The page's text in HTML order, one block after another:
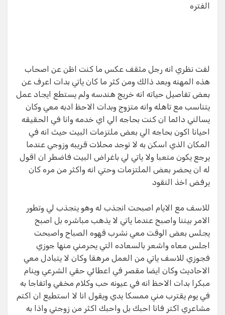
الفتره
لفت نظري انه رجل مثقف عكس ما كنت اظن عن اصحاب
هذه المهنه وبعد ذالك ومن كثر ما كان ياتي بدات اعرف عن
بعض تفاصيل حياته انه خريج هندسه ولم يستطع ايجاد عمل
يتناسب مع تاهله وانه متزوج وبدات الاحظ ادبه معي وكان
يسالني دائما ان كنت بحاجه الي اي خدمه وانا في الحقيقه
احيانا اكون بحاجه الي بعض ملتزمات البيت حيث انه في
المكان الذي اسكن به لا توجد محلات قريبه وزوجي عندما
يرجع يكون متعبا ولا ياتي لي باغراض البيت فاضطر ان اقول
له ان يحضر بعض الملتزمات وحتي انه واكثر من مره كان
يرفض اخذ النقود
للاسف مع الايام اصبحت انجذب له وهو ينجذب لي وتطور
الامر بيننا واصبح عندما ياتي لا يذهب مباشره بل اصبح
يجلس بعض الوقت معي نشرب قهوه الصباح واصبحت
اجلس معاه واشعر بالسعاده التي يحرمني منها جوزي
فجوزي للاسف ياتي من العمل مرهقا وكان لا يتبادل معي
الاحاديث وكان ايضا مقصر في اعطائي حقي الشرعي وينام
مبكرا بدات الاحظ انه في عيونه حب وكلام مخفي واتفاجا به
في يوم يقترب مني ممسكا يدي ويقول انا لا استطيع ان اكتم
مشاعري اكتر فانا احبك بل واحبك اكثر من زوجتي واذا به